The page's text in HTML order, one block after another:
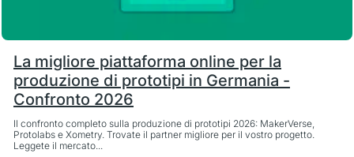
La migliore piattaforma online per la
produzione di prototipi in Germania -
Confronto 2026
Il confronto completo sulla produzione di prototipi 2026: MakerVerse,
Protolabs e Xometry. Trovate il partner migliore per il vostro progetto.
Leggete il mercato...